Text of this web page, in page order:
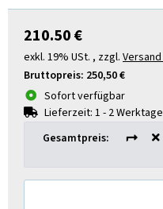
Sofort verfügbar
Lieferzeit: 1 - 2 Werktage
Gesamtpreis:
210.50 €
exkl. 19% USt. , zzgl. Versand
Bruttopreis: 250,50 €